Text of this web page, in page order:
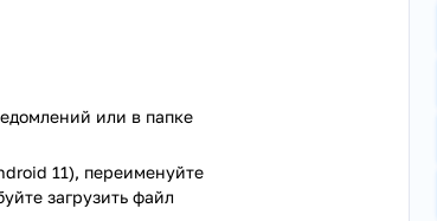
высшего пилотажа.
погружения.
— только
или в папке
11), переименуйте
загрузить файл